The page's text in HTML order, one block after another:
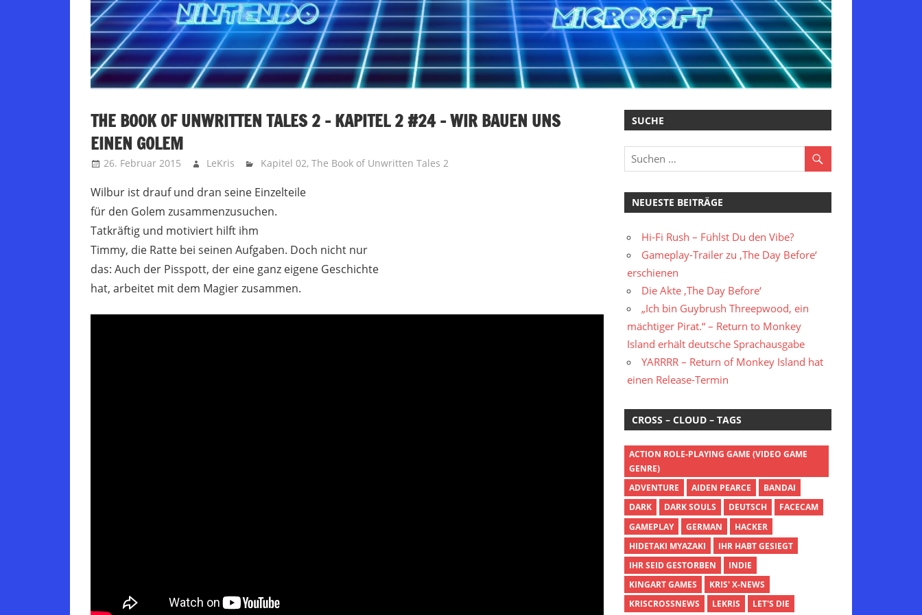
THE BOOK OF UNWRITTEN TALES 2 – KAPITEL 2 #24 – WIR BAUEN UNS
EINEN GOLEM
26. Februar 2015 LeKris Kapitel 02, The Book of Unwritten Tales 2
Wilbur ist drauf und dran seine Einzelteile
für den Golem zusammenzusuchen.
Tatkräftig und motiviert hilft ihm
Timmy, die Ratte bei seinen Aufgaben. Doch nicht nur
das: Auch der Pisspott, der eine ganz eigene Geschichte
hat, arbeitet mit dem Magier zusammen.
SUCHE
NEUESTE BEITRÄGE
Hi-Fi Rush – Fühlst Du den Vibe?
Gameplay-Trailer zu ‚The Day Before‘
erschienen
Die Akte ‚The Day Before‘
„Ich bin Guybrush Threepwood, ein
mächtiger Pirat.“ – Return to Monkey
Island erhält deutsche Sprachausgabe
YARRRR – Return of Monkey Island hat
einen Release-Termin
CROSS – CLOUD – TAGS
ACTION ROLE-PLAYING GAME (VIDEO GAME
GENRE)
ADVENTURE
AIDEN PEARCE
BANDAI
DARK
DARK SOULS DEUTSCH
FACECAM
GAMEPLAY
GERMAN
HACKER
HIDETAKI MYAZAKI
IHR HABT GESIEGT
IHR SEID GESTORBEN
INDIE
KINGART GAMES
KRIS' X-NEWS
KRISCROSSNEWS
LEKRIS
LET'S DIE